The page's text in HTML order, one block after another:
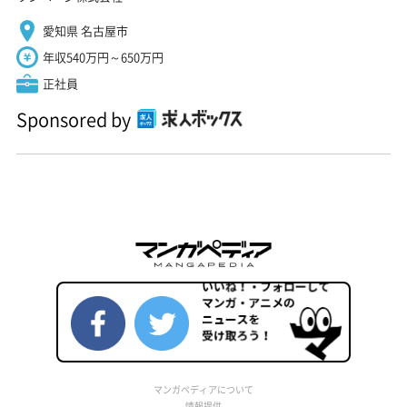
愛知県 名古屋市
年収540万円～650万円
正社員
Sponsored by
マンガペディアについて